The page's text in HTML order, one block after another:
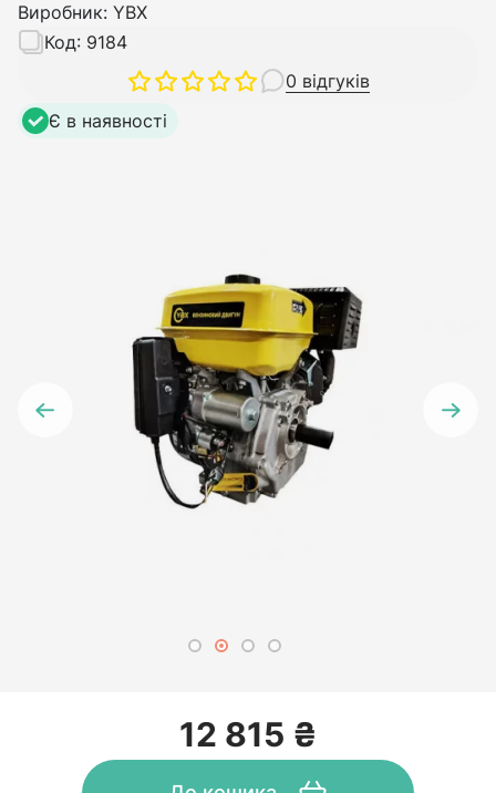
Виробник: YBX
0 відгуків
Код: 9184
Є в наявності
12 815 ₴